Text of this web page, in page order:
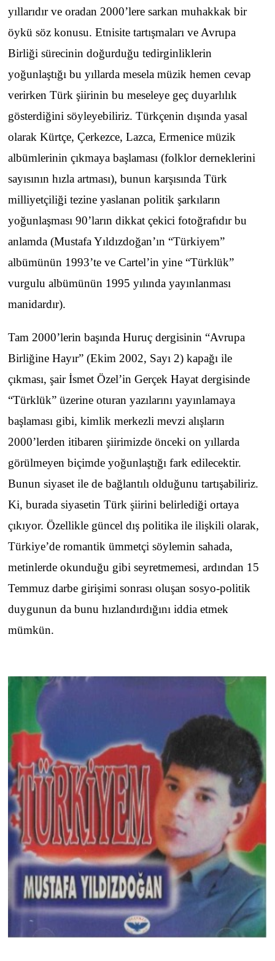
yıllarıdır ve oradan 2000’lere sarkan muhakkak bir
öykü söz konusu. Etnisite tartışmaları ve Avrupa
Birliği sürecinin doğurduğu tedirginliklerin
yoğunlaştığı bu yıllarda mesela müzik hemen cevap
verirken Türk şiirinin bu meseleye geç duyarlılık
gösterdiğini söyleyebiliriz. Türkçenin dışında yasal
olarak Kürtçe, Çerkezce, Lazca, Ermenice müzik
albümlerinin çıkmaya başlaması (folklor derneklerini
sayısının hızla artması), bunun karşısında Türk
milliyetçiliği tezine yaslanan politik şarkıların
yoğunlaşması 90’ların dikkat çekici fotoğrafıdır bu
anlamda (Mustafa Yıldızdoğan’ın “Türkiyem”
albümünün 1993’te ve Cartel’in yine “Türklük”
vurgulu albümünün 1995 yılında yayınlanması
manidardır).
Tam 2000’lerin başında Huruç dergisinin “Avrupa
Birliğine Hayır” (Ekim 2002, Sayı 2) kapağı ile
çıkması, şair İsmet Özel’in Gerçek Hayat dergisinde
“Türklük” üzerine oturan yazılarını yayınlamaya
başlaması gibi, kimlik merkezli mevzi alışların
2000’lerden itibaren şiirimizde önceki on yıllarda
görülmeyen biçimde yoğunlaştığı fark edilecektir.
Bunun siyaset ile de bağlantılı olduğunu tartışabiliriz.
Ki, burada siyasetin Türk şiirini belirlediği ortaya
çıkıyor. Özellikle güncel dış politika ile ilişkili olarak,
Türkiye’de romantik ümmetçi söylemin sahada,
metinlerde okunduğu gibi seyretmemesi, ardından 15
Temmuz darbe girişimi sonrası oluşan sosyo-politik
duygunun da bunu hızlandırdığını iddia etmek
mümkün.